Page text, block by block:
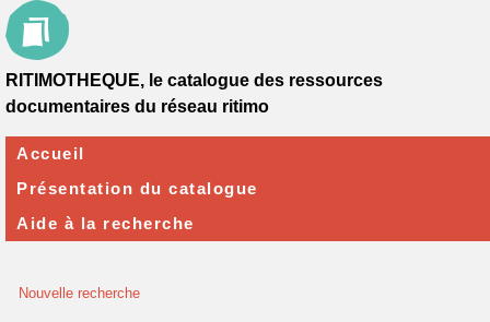
Nouvelle recherche
RITIMOTHEQUE, le catalogue des ressources
documentaires du réseau ritimo
Accueil
Présentation du catalogue
Aide à la recherche